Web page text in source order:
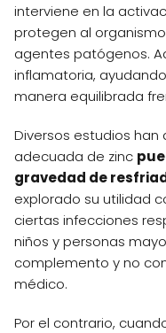
interviene en la
protegen al
agentes patógenos.
inflamatoria,
manera equilibrada
Diversos estudios
adecuada de zinc
gravedad de
explorado su utilidad
ciertas infecciones
niños y personas
complemento y no
médico.
Por el contrario,